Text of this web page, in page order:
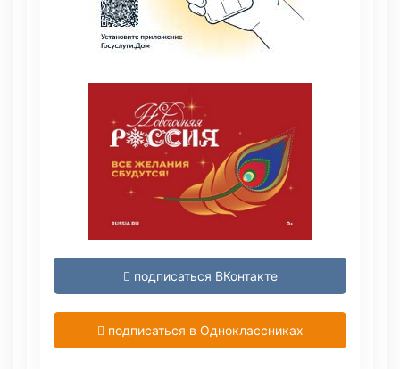
подписаться ВКонтакте
подписаться в Одноклассниках